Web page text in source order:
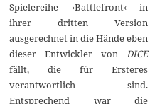
Spielereihe ›Battlefront‹ in
ihrer dritten Version
ausgerechnet in die Hände eben
dieser Entwickler vonDICE
fällt, die für Ersteres
verantwortlich sind.
Entsprechend war die